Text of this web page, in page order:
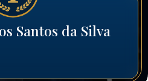
Santos da Silva